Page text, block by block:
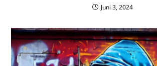
Juni 3, 2024